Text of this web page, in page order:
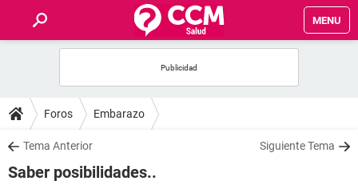
MENU
FOROS
SALUD
Foros Embarazo
Tema Anterior Siguiente Tema
Saber posibilidades..